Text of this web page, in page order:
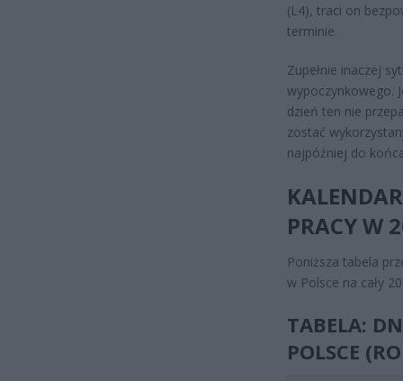
(L4), traci on
terminie.
Zupełnie inaczej
wypoczynkowego.
dzień ten nie
zostać
najpóźniej do
PRACY W
Poniższa tabela
w Polsce na cały
TABELA:
POLSCE